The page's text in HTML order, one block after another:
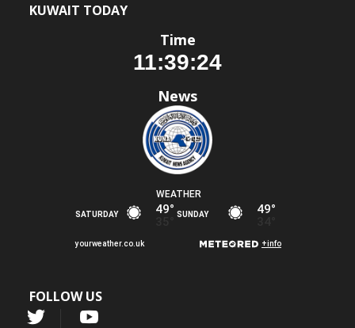
KUWAIT TODAY
Time
News
FOLLOW US